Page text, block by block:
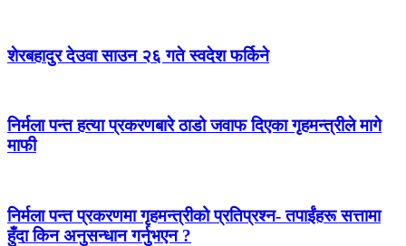
शेरबहादुर देउवा साउन २६ गते स्वदेश फर्किने
निर्मला पन्त हत्या प्रकरणबारे ठाडो जवाफ दिएका गृहमन्त्रीले मागे
माफी
निर्मला पन्त प्रकरणमा गृहमन्त्रीको प्रतिप्रश्न- तपाईंहरू सत्तामा
हुँदा किन अनुसन्धान गर्नुभएन ?